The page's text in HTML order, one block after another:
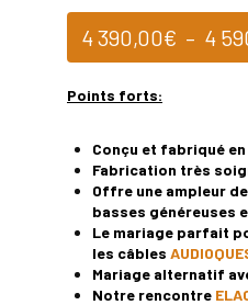
4 390,00€ – 4
Points forts:
Conçu et fabriqué
Fabrication très
Offre une ampleur
basses généreuses
Le mariage parfait
les câbles
Mariage alternatif
Notre rencontre